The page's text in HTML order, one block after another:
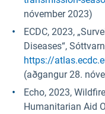
nóvember 2023)
ECDC, 2023,
Diseases“,
https://
(aðgangur 28.
Echo, 2023,
Humanitarian Aid